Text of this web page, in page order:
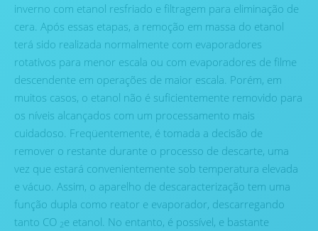
inverno com etanol resfriado e filtragem para eliminação de
cera. Após essas etapas, a remoção em massa do etanol
terá sido realizada normalmente com evaporadores
rotativos para menor escala ou com evaporadores de filme
descendente em operações de maior escala. Porém, em
muitos casos, o etanol não é suficientemente removido para
os níveis alcançados com um processamento mais
cuidadoso. Freqüentemente, é tomada a decisão de
remover o restante durante o processo de descarte, uma
vez que estará convenientemente sob temperatura elevada
e vácuo. Assim, o aparelho de descaracterização tem uma
função dupla como reator e evaporador, descarregando
tanto CO 2e etanol. No entanto, é possível, e bastante